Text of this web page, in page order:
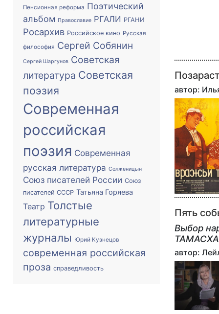
Пенсионная реформа Поэтический
альбом Православие РГАЛИ РГАНИ
Росархив Российское кино Русская
философия Сергей Собянин
Сергей Шаргунов Советская
литература Советская
поэзия
Современная
российская
поэзия Современная
русская литература Солженицын
Союз писателей России Союз
писателей СССР Татьяна Горяева
Театр Толстые
литературные
журналы Юрий Кузнецов
современная российская
проза справедливость
автор:
Пять
Выбор
автор: